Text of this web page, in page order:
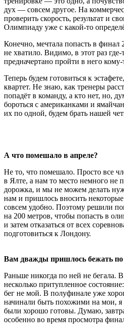
дух — совсем другое. На
проверить скорость, результат и
Олимпиаду уже с какой-то
Конечно, мечтала попасть в финал
не хватило. Видимо, в этот раз
предначертано пройти в него кому-
Теперь будем готовиться к
квартет. Не знаю, как тренеры
попадёт в команду, а кто нет, но,
бороться с американками и
их по одной, будем брать нашей
А что помешало в апреле?
Не то, что помешало. Просто все
в Ялте, а нам то место немного не
дорожка, и мы не можем делать
нам и пришлось вносить
совсем удобно. Поэтому решили
на 200 метров, чтобы попасть в
и затем отказаться от всех
подготовиться к Лондону.
Вам дважды пришлось бежать по
Раньше никогда по ней не бегала.
несколько притупленное
бег не мой. В полуфинале уже
начинали быть похожими на мои,
были хорошо готовы. Думаю,
особенно во время просмотра